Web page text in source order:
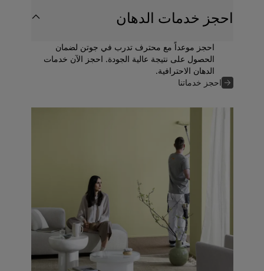
احجز خدمات الدهان
احجز موعداً مع محترف تدرب في جوتن لضمان
الحصول على نتيجة عالية الجودة. احجز الآن خدمات
الدهان الاحترافية.
احجز خدماتنا